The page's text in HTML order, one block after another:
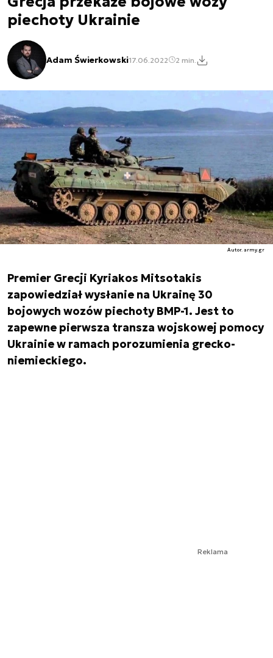
piechoty Ukrainie
Adam Świerkowski17.06.2022 2 min.
Autor. army.gr
Premier Grecji Kyriakos Mitsotakis
zapowiedział wysłanie na Ukrainę 30
bojowych wozów piechoty BMP-1. Jest to
zapewne pierwsza transza wojskowej pomocy
Ukrainie w ramach porozumienia grecko-
niemieckiego.
Reklama